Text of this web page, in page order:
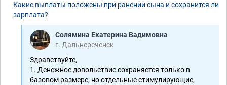
Какие выплаты положены при ранении сына и сохранится ли
зарплата?
Солямина Екатерина Вадимовна
г. Дальнереченск
Здравствуйте,
1. Денежное довольствие сохраняется только в
базовом размере, но отдельные стимулирующие,